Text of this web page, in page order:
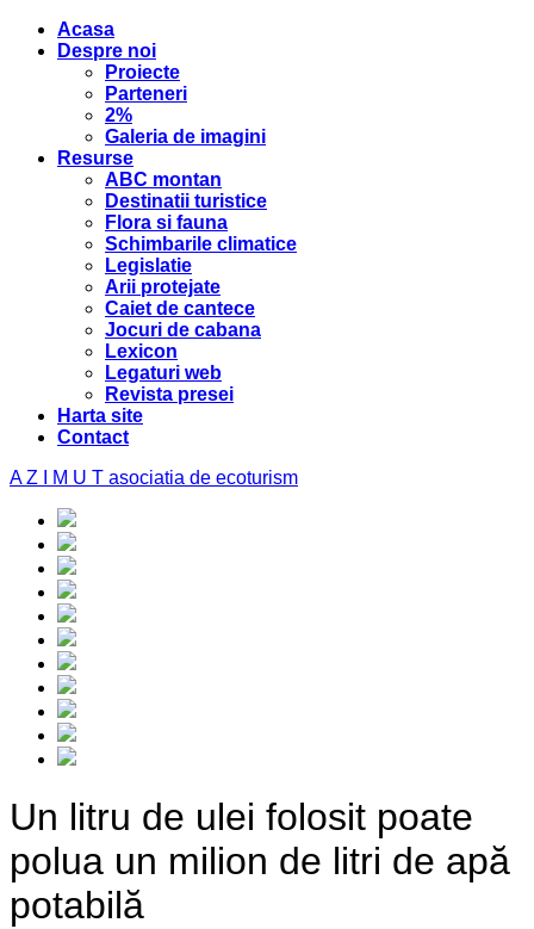
Acasa
Despre noi
Proiecte
Parteneri
2%
Galeria de imagini
Resurse
ABC montan
Destinatii turistice
Flora si fauna
Schimbarile climatice
Legislatie
Arii protejate
Caiet de cantece
Jocuri de cabana
Lexicon
Legaturi web
Revista presei
Harta site
Contact
A Z I M U T asociatia de ecoturism
Un litru de ulei folosit poate
polua un milion de litri de apă
potabilă